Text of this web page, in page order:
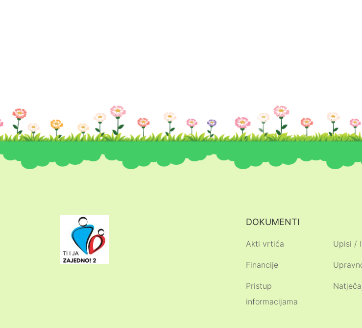
DOKUMENTI
Akti vrtića
Financije
Pristup
informacijama
Upisi /